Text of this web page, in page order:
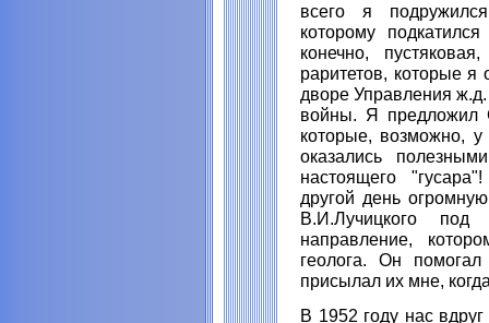
всего я
которому
конечно,
раритетов, которые
дворе Управления
войны. Я предложил
которые, возможно,
оказались
настоящего
другой день
В.И.Лучицкого под
направление,
геолога. Он
присылал их мне,
В 1952 году нас